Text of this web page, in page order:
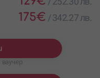
175€ /342.27 лв.